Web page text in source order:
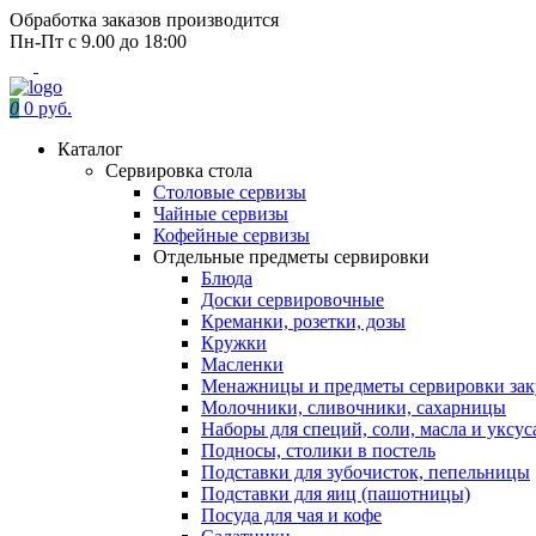
Обработка заказов производится
Пн-Пт с 9.00 до 18:00
0 0 руб.
Каталог
Сервировка стола
Столовые сервизы
Чайные сервизы
Кофейные сервизы
Отдельные предметы сервировки
Блюда
Доски сервировочные
Креманки, розетки, дозы
Кружки
Масленки
Менажницы и предметы сервировки
Молочники, сливочники, сахарницы
Наборы для специй, соли, масла и
Подносы, столики в постель
Подставки для зубочисток, пепельницы
Подставки для яиц (пашотницы)
Посуда для чая и кофе